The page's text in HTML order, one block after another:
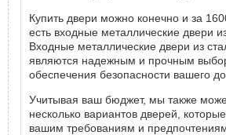
Купить двери можно конечно и за
есть входные металлические двери
Входные металлические двери из
являются надежным и прочным
обеспечения безопасности вашего
Учитывая ваш бюджет, мы также
несколько вариантов дверей,
вашим требованиям и